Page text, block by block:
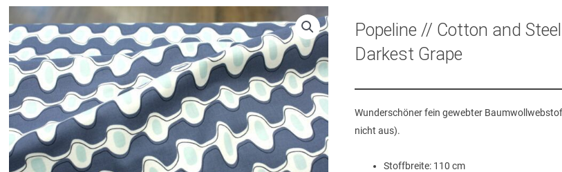
Popeline // Cotton and
Darkest Grape
Wunderschöner fein gewebter
nicht aus).
Stoffbreite: 110 cm